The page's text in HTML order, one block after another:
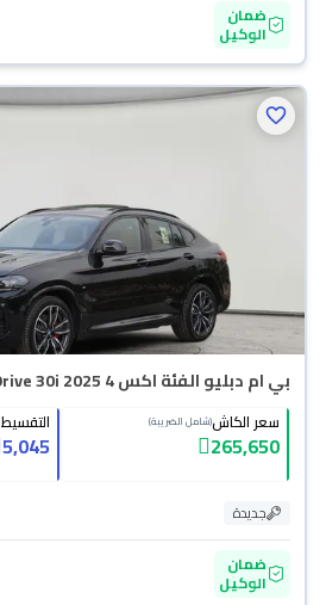
ضمان
الوكيل
بي ام دبليو الفئة اكس 4 xDrive 30i 2025
سعر الكاش(شامل الضريبة)
265,650
التقسيط
5,045
جديدة
ضمان
الوكيل